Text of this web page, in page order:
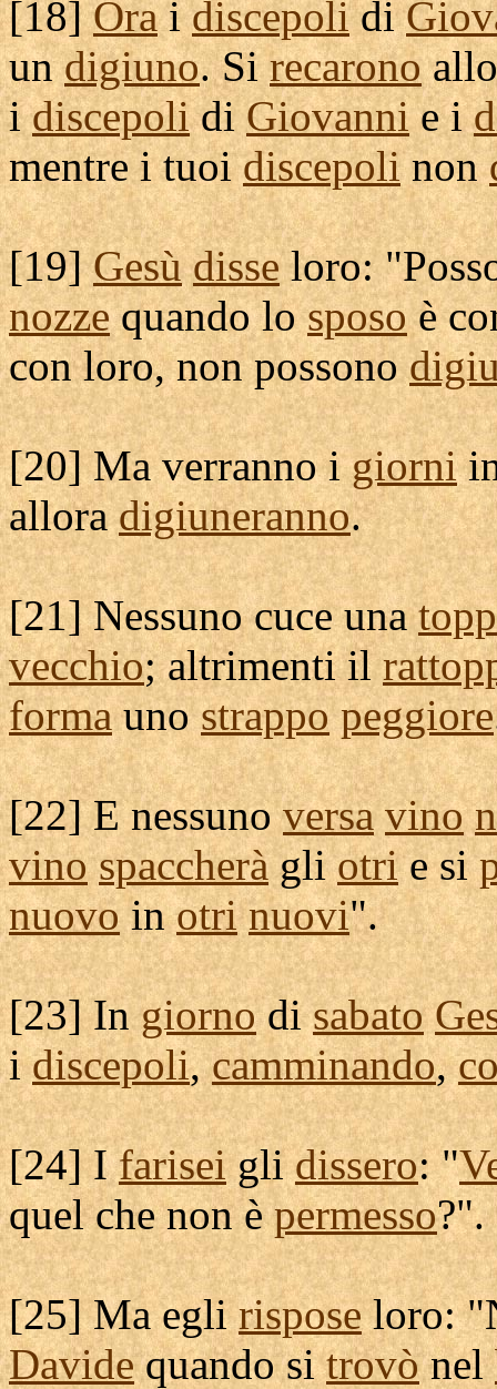
[18]Oraidiscepolidi
undigiuno. Sirecarono
idiscepolidiGiovannie i
mentre i tuoidiscepolinon
[19]Gesù disseloro:
nozzequando losposoè
con loro, non possono
[20] Ma verranno igiorni
alloradigiuneranno.
[21] Nessunocuceuna
vecchio; altrimenti il
formaunostrappo peggiore
[22] E nessunoversa vino
vino spaccheràgliotrie si
nuovoinotri nuovi".
[23] Ingiornodisabato
idiscepoli,camminando,
[24] Ifariseiglidissero: "
quel che non èpermesso?".
[25] Ma eglirisposeloro:
Davidequando sitrovònel